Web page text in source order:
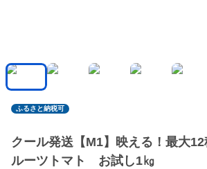
ふるさと納税可
クール発送【M1】映える！最大
ルーツトマト お試し1㎏